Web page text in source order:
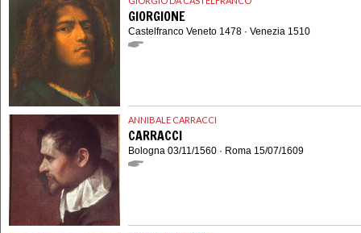
GIORGIONE
Castelfranco Veneto 1478 · Venezia 1510
ANNIBALE CARRACCI
CARRACCI
Bologna 03/11/1560 · Roma 15/07/1609